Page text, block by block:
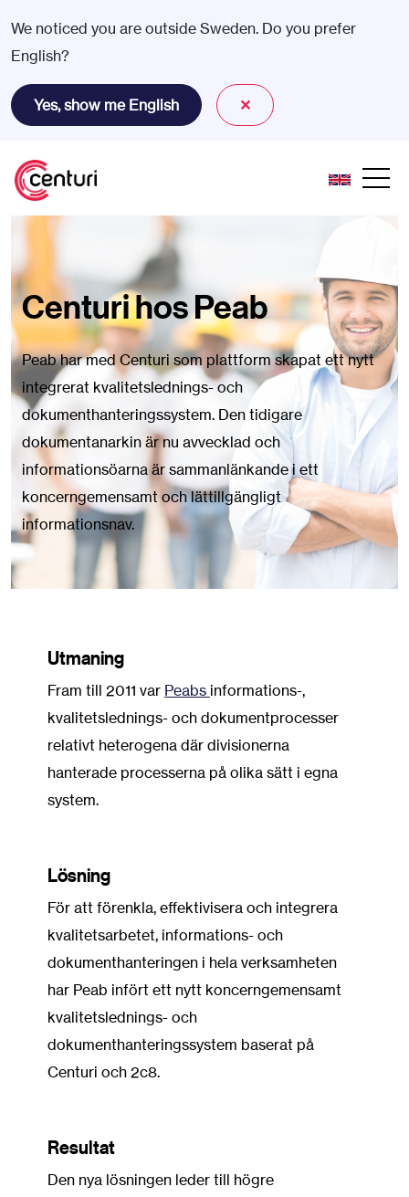
We noticed you are outside Sweden. Do you prefer
English?
Yes, show me English ✕
Centuri hos Peab
Peab har med Centuri som plattform skapat ett nytt
integrerat kvalitetslednings- och
dokumenthanteringssystem. Den tidigare
dokumentanarkin är nu avvecklad och
informationsöarna är sammanlänkande i ett
koncerngemensamt och lättillgängligt
informationsnav.
Utmaning
Fram till 2011 var Peabs informations-,
kvalitetslednings- och dokumentprocesser
relativt heterogena där divisionerna
hanterade processerna på olika sätt i egna
system.
Lösning
För att förenkla, effektivisera och integrera
kvalitetsarbetet, informations- och
dokumenthanteringen i hela verksamheten
har Peab infört ett nytt koncerngemensamt
kvalitetslednings- och
dokumenthanteringssystem baserat på
Centuri och 2c8.
Resultat
Den nya lösningen leder till högre